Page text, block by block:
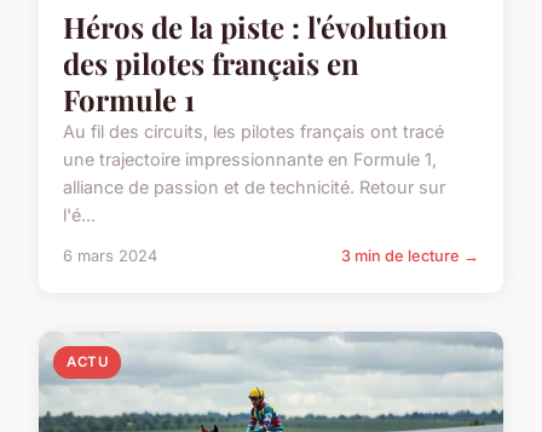
Héros de la piste : l'évolution
des pilotes français en
Formule 1
Au fil des circuits, les pilotes français ont tracé
une trajectoire impressionnante en Formule 1,
alliance de passion et de technicité. Retour sur
l'é...
6 mars 2024 3 min de lecture →
ACTU